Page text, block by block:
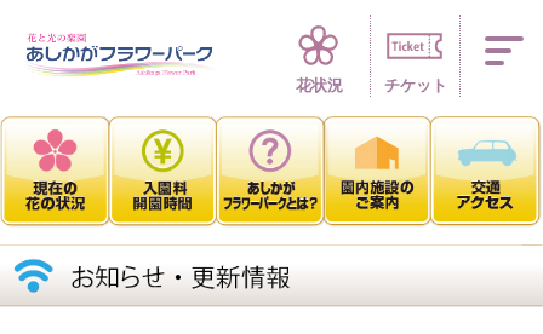
四季折々 花の
花状況 チケット